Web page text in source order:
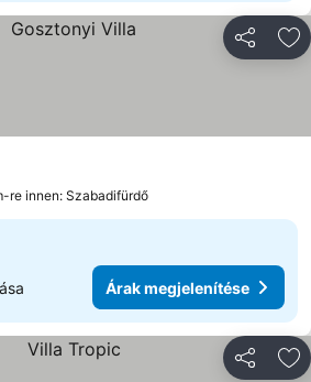
re innen: Szabadifürdő
Árak megjelenítése